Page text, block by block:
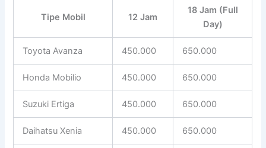
Tipe Mobil 12 Jam
18 Jam (Full
Day)
Toyota Avanza 450.000 650.000
Honda Mobilio 450.000 650.000
Suzuki Ertiga 450.000 650.000
Daihatsu Xenia 450.000 650.000